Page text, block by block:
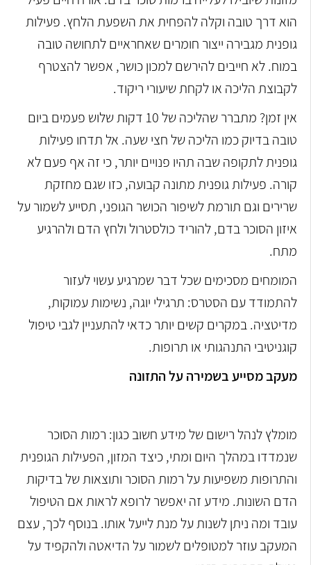
הוא דרך טובה וקלה להפחית את השפעת הלחץ. פעילות
גופנית מגבירה ייצור חומרים שאחראיים לתחושה טובה
במוח. לא חייבים להירשם למכון כושר, אפשר להצטרף
לקבוצת הליכה או לקחת שיעורי ריקוד.
אין זמן? מתברר שהליכה של 10 דקות שלוש פעמים ביום
טובה בדיוק כמו הליכה של חצי שעה. אל תדחו פעילות
גופנית לתקופה שבה תהיו פנויים יותר, כי זה אף פעם לא
קורה. פעילות גופנית מתונה קבועה, כזו שגם מחזקת
שרירים וגם תורמת לשיפור הכושר הגופני, תסייע לשמור על
איזון הסוכר בדם, להוריד כולסטרול ולחץ הדם ולהרגיע
מתח.
המומחים מסכימים שכל דבר שמרגיע עשוי לעזור
להתמודד עם הסטרס: תרגילי יוגה, נשימות עמוקות,
מדיטציה. במקרים קשים יותר כדאי להתעניין לגבי טיפול
קוגניטיבי התנהגותי או תרופות.
מעקב מסייע בשמירה על התזונה
מומלץ לנהל רישום של מידע חשוב כגון: רמות הסוכר
שנמדדו במהלך היום ומתי, כיצד המזון, הפעילות הגופנית
והתרופות משפיעות על רמות הסוכר ותוצאות של בדיקות
הדם השונות. מידע זה יאפשר לרופא לראות אם הטיפול
עובד ומה ניתן לשנות על מנת לייעל אותו. בנוסף לכך, עצם
המעקב עוזר למטופלים לשמור על הדיאטה ולהקפיד על